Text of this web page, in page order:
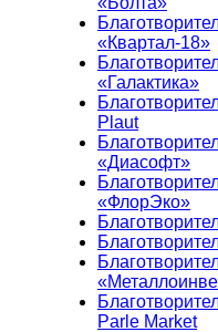
«Квартал-18»
«Галактика»
Plaut
«Диасофт»
«ФлорЭко»
Parle Market